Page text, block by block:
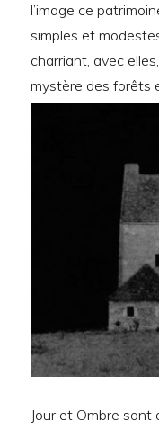
l’image ce
simples et
charriant, avec
mystère des forêts
Jour et Ombre